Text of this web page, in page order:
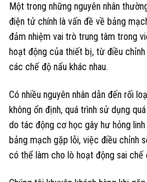
Một trong những nguyên nhân
điện tử chính là vấn đề về bảng
đảm nhiệm vai trò trung tâm trong
hoạt động của thiết bị, từ điều
các chế độ nấu khác nhau.
Có nhiều nguyên nhân dẫn đến rối
không ổn định, quá trình sử dụng
do tác động cơ học gây hư hỏng
bảng mạch gặp lỗi, việc điều chỉnh
có thể làm cho lò hoạt động sai chế